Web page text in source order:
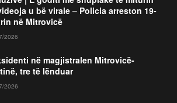
u bë virale – Policia arreston 19-
në Mitrovicë
2026
në magjistralen Mitrovicë-
tre të lënduar
2026